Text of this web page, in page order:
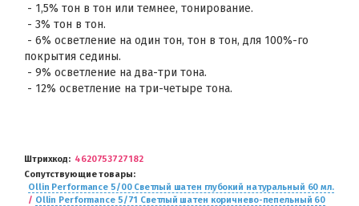
- 1,5% тон в тон или темнее, тонирование.
- 3% тон в тон.
- 6% осветление на один тон, тон в тон, для 100%-го
покрытия седины.
- 9% осветление на два-три тона.
- 12% осветление на три-четыре тона.
Штрихкод
4620753727182
Сопутствующие товары
Ollin Performance 5/00 Светлый шатен глубокий натуральный 60 мл.
/ Ollin Performance 5/71 Светлый шатен коричнево-пепельный 60